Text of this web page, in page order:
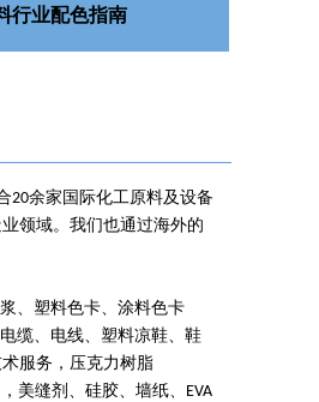
行业配色指南
20余家国际化工原料及设备
领域。我们也通过海外的
、塑料色卡、涂料色卡
缆、电线、塑料凉鞋、鞋
服务，压克力树脂
美缝剂、硅胶、墙纸、 EVA